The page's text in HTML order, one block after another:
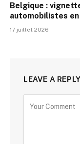
Belgique :
automobilistes
17 juillet 2026
LEAVE A REPLY